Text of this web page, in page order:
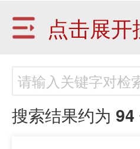
点击展
搜索结果约为 94